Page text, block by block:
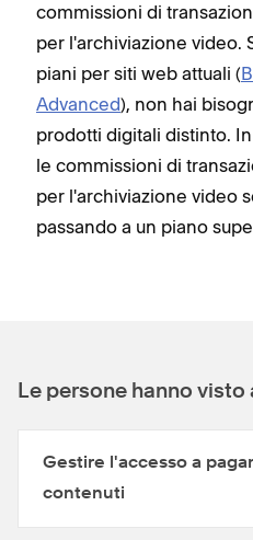
commissioni di
per l'archiviazione video.
piani per siti web attuali (
Advanced), non hai
prodotti digitali distinto.
le commissioni di
per l'archiviazione video
passando a un piano
Le persone hanno visto
Gestire l'accesso a
contenuti